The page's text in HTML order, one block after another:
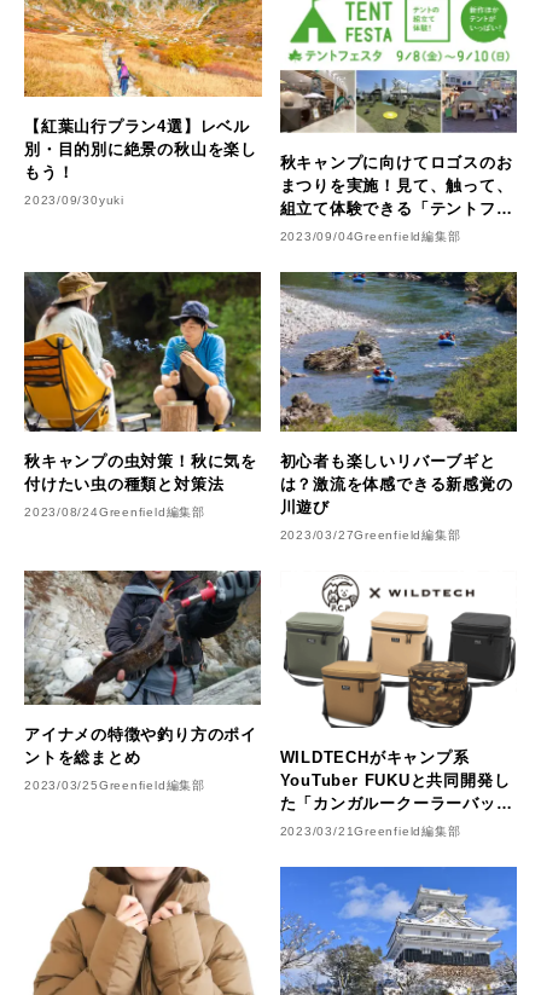
【紅葉山行プラン4選】レベル
別・目的別に絶景の秋山を楽し
もう！
2023/09/30yuki
秋キャンプに向けてロゴスのお
まつりを実施！見て、触って、
組立て体験できる「テントフェ
スタ」３日間開催決定
2023/09/04Greenfield編集部
秋キャンプの虫対策！秋に気を
付けたい虫の種類と対策法
2023/08/24Greenfield編集部
初心者も楽しいリバーブギと
は？激流を体感できる新感覚の
川遊び
2023/03/27Greenfield編集部
アイナメの特徴や釣り方のポイ
ントを総まとめ
2023/03/25Greenfield編集部
WILDTECHがキャンプ系
YouTuber FUKUと共同開発し
た「カンガルークーラーバッ
グ」
2023/03/21Greenfield編集部